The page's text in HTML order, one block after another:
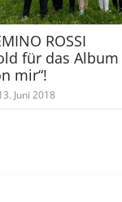
ROSSI
für das Album
mir“!
Juni 2018